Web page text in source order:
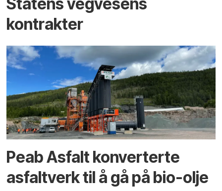
kontrakter
Peab Asfalt konverterte
asfaltverk til å gå på bio-olje